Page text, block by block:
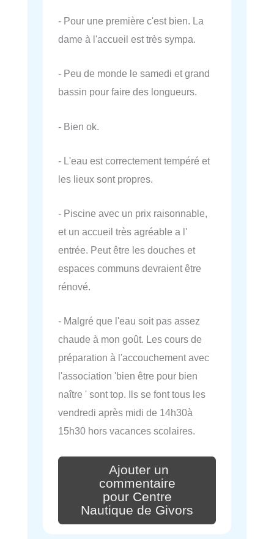
- Pour une première c'est bien. La
dame à l'accueil est très sympa.
- Peu de monde le samedi et grand
bassin pour faire des longueurs.
- Bien ok.
- L'eau est correctement tempéré et
les lieux sont propres.
- Piscine avec un prix raisonnable,
et un accueil très agréable a l'
entrée. Peut être les douches et
espaces communs devraient être
rénové.
- Malgré que l'eau soit pas assez
chaude à mon goût. Les cours de
préparation à l'accouchement avec
l'association 'bien être pour bien
naître ' sont top. Ils se font tous les
vendredi après midi de 14h30à
15h30 hors vacances scolaires.
Ajouter un
commentaire
pour Centre
Nautique de Givors